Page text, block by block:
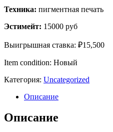
Техника: пигментная печать
Эстимейт: 15000 руб
Выигрышная ставка: ₽15,500
Item condition: Новый
Категория: Uncategorized
Описание
Описание